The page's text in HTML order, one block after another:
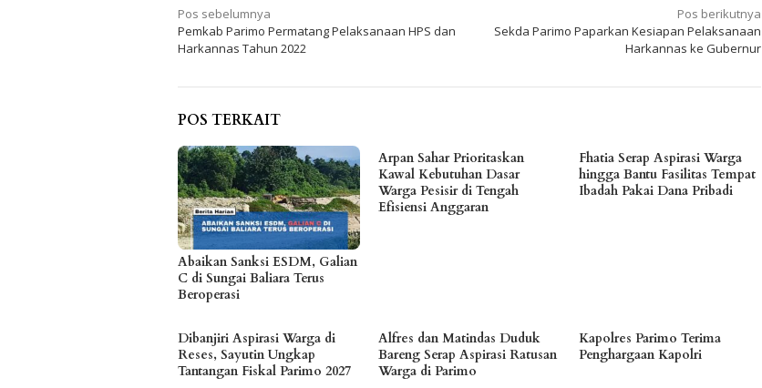
Navigasi
pos
Pos sebelumnya
Pemkab Parimo Permatang Pelaksanaan HPS dan
Harkannas Tahun 2022
Pos berikutnya
Sekda Parimo Paparkan Kesiapan Pelaksanaan
Harkannas ke Gubernur
POS TERKAIT
Abaikan Sanksi ESDM, Galian
C di Sungai Baliara Terus
Beroperasi
Arpan Sahar Prioritaskan
Kawal Kebutuhan Dasar
Warga Pesisir di Tengah
Efisiensi Anggaran
Fhatia Serap Aspirasi Warga
hingga Bantu Fasilitas Tempat
Ibadah Pakai Dana Pribadi
Dibanjiri Aspirasi Warga di
Reses, Sayutin Ungkap
Tantangan Fiskal Parimo 2027
Alfres dan Matindas Duduk
Bareng Serap Aspirasi Ratusan
Warga di Parimo
Kapolres Parimo Terima
Penghargaan Kapolri